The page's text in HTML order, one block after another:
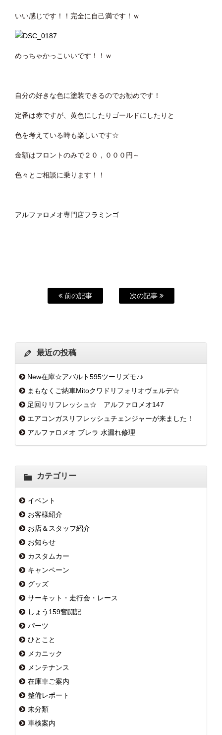
いい感じです！！完全に自己満です！ｗ
めっちゃかっこいいです！！ｗ
自分の好きな色に塗装できるのでお勧めです！
定番は赤ですが、黄色にしたりゴールドにしたりと
色を考えている時も楽しいです☆
金額はフロントのみで２０，０００円～
色々とご相談に乗ります！！
アルファロメオ専門店フラミンゴ
前の記事 次の記事
最近の投稿
New在庫☆アバルト595ツーリズモ♪♪
まもなくご納車Mitoクワドリフォリオヴェルデ☆
足回りリフレッシュ☆ アルファロメオ147
エアコンガスリフレッシュチェンジャーが来ました！
アルファロメオ ブレラ 水漏れ修理
カテゴリー
イベント
お客様紹介
お店＆スタッフ紹介
お知らせ
カスタムカー
キャンペーン
グッズ
サーキット・走行会・レース
しょう159奮闘記
パーツ
ひとこと
メカニック
メンテナンス
在庫車ご案内
整備レポート
未分類
車検案内